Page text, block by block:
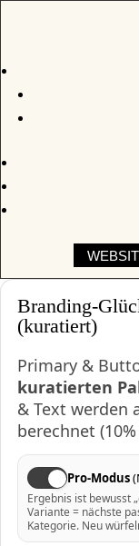
Branding-
(kuratiert)
Primary &
kuratierten
& Text werden
berechnet
Pro-Modus
Ergebnis ist bewusst
Variante = nächste
Kategorie. Neu